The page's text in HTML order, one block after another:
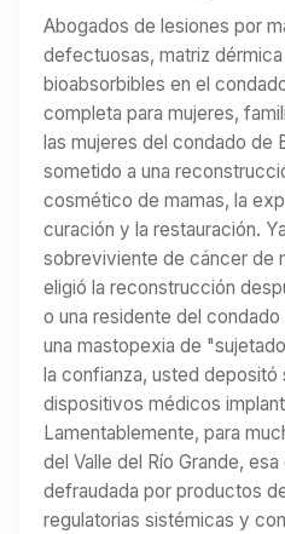
Abogados de lesiones por
defectuosas, matriz
bioabsorbibles en el
completa para mujeres,
las mujeres del condado de
sometido a una
cosmético de mamas, la
curación y la restauración.
sobreviviente de cáncer de
eligió la reconstrucción
o una residente del
una mastopexia de
la confianza, usted depositó
dispositivos médicos
Lamentablemente, para
del Valle del Río Grande,
defraudada por productos
regulatorias sistémicas y